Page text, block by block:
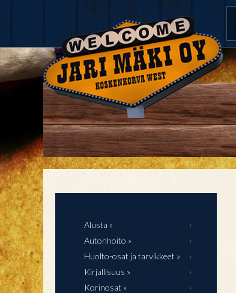
Alusta »
Autonhoito »
Huolto-osat ja tarvikkeet »
Kirjallisuus »
Korinosat »